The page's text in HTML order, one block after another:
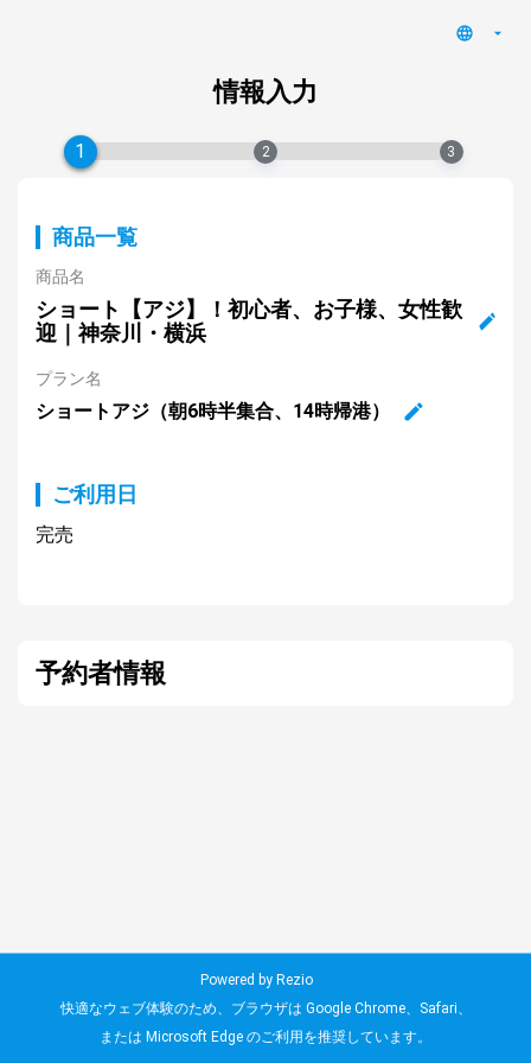
情報入力
1 2 3
商品一覧
商品名
ショート【アジ】！初心者、お子様、女性歓
迎｜神奈川・横浜
プラン名
ショートアジ（朝6時半集合、14時帰港）
ご利用日
完売
予約者情報
Powered by Rezio
快適なウェブ体験のため、ブラウザは Google Chrome、Safari、
または Microsoft Edge のご利用を推奨しています。